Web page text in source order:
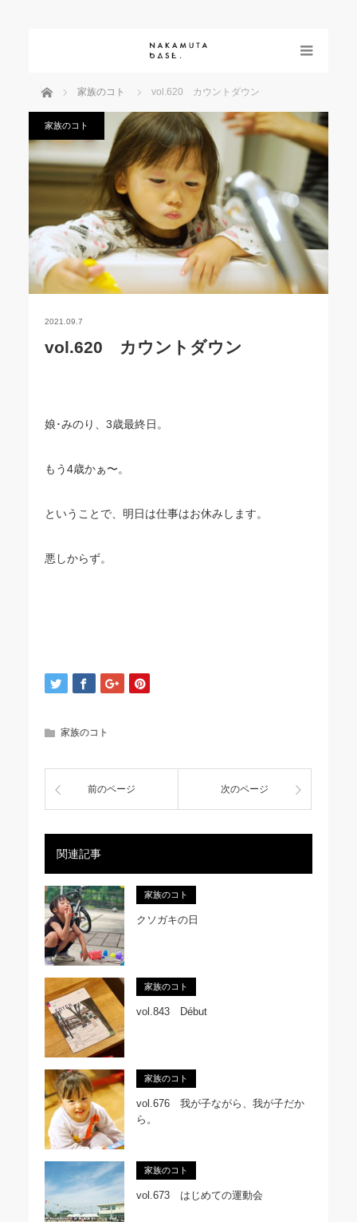
ホーム 家族のコト vol.620 カウントダウン
家族のコト
2021.09.7
vol.620 カウントダウン
娘･みのり、3歳最終日。
もう4歳かぁ〜。
ということで、明日は仕事はお休みします。
悪しからず。
家族のコト
前のページ 次のページ
関連記事
家族のコト
クソガキの日
家族のコト
vol.843 Début
家族のコト
vol.676 我が子ながら、我が子だか
ら。
家族のコト
vol.673 はじめての運動会